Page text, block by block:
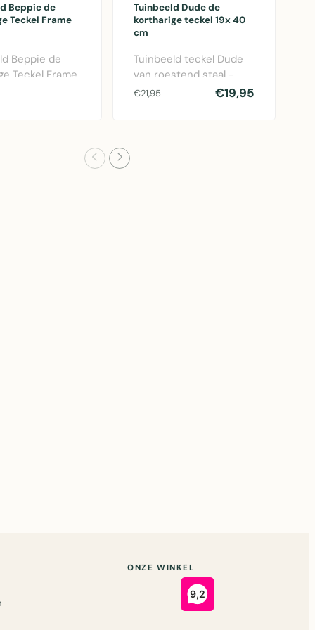
Beppie de
Teckel Frame
Beppie de
Teckel Frame
roest bruin
Tuinbeeld Dude de
kortharige teckel 19x 40
cm
Tuinbeeld teckel Dude
van roestend staal -
19x40 cm decoratief
€21,95 €19,95
ONZE WINKEL